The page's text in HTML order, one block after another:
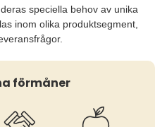
speciella behov av unika
inom olika produktsegment,
förmåner